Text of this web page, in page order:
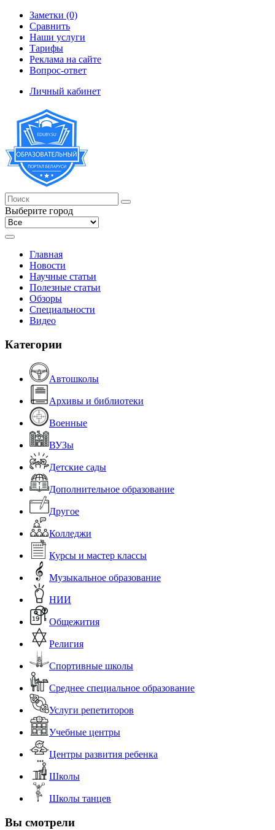
Заметки (0)
Сравнить
Наши услуги
Тарифы
Реклама на сайте
Вопрос-ответ
Личный кабинет
Выберите город
Главная
Новости
Научные статьи
Полезные статьи
Обзоры
Специальности
Видео
Категории
Автошколы
Архивы и библиотеки
Военные
ВУЗы
Детские сады
Дополнительное образование
Другое
Колледжи
Курсы и мастер классы
Музыкальное образование
НИИ
Общежития
Религия
Спортивные школы
Среднее специальное образование
Услуги репетиторов
Учебные центры
Центры развития ребенка
Школы
Школы танцев
Вы смотрели